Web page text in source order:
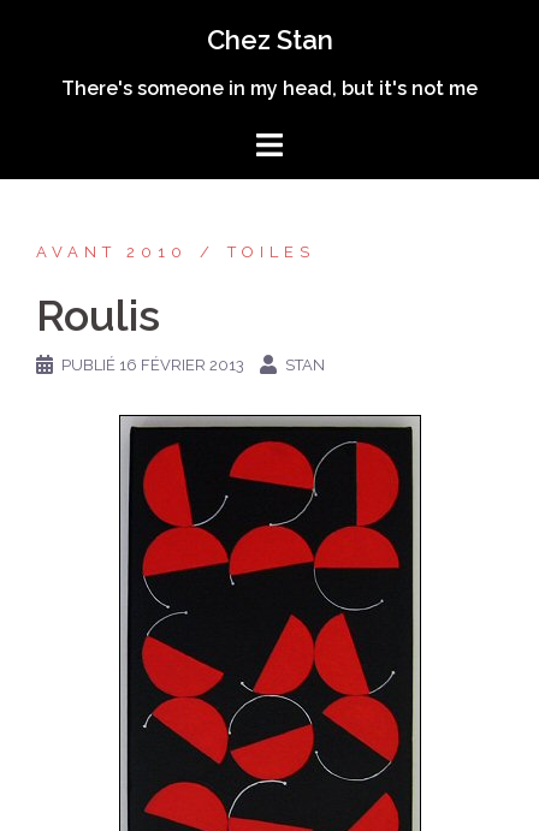
contenu
Chez Stan
There's someone in my head, but it's not me
AVANT 2010 TOILES
Roulis
PUBLIÉ 16 FÉVRIER 2013 STAN